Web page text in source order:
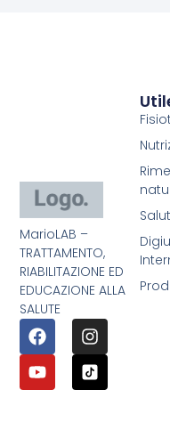
MarioLAB –
TRATTAMENTO,
RIABILITAZIONE ED
EDUCAZIONE ALLA
SALUTE